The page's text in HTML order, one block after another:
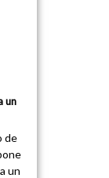
un
de
un